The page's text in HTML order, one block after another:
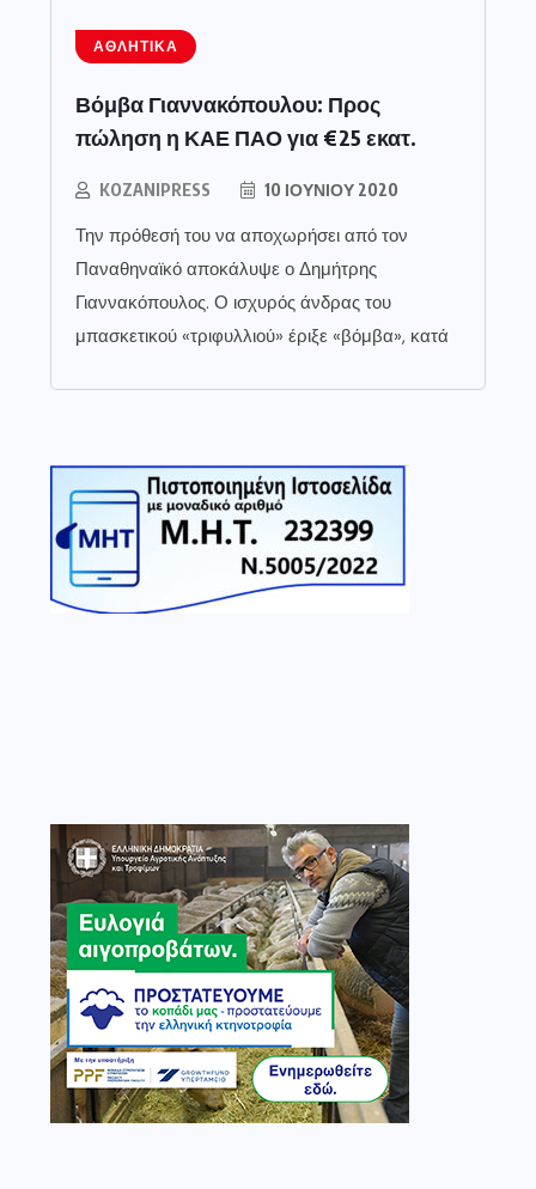
ΑΘΛΗΤΙΚΆ
Βόμβα Γιαννακόπουλου: Προς
πώληση η ΚΑΕ ΠΑΟ για €25 εκατ.
KOZANIPRESS 10 ΙΟΥΝΊΟΥ 2020
Την πρόθεσή του να αποχωρήσει από τον
Παναθηναϊκό αποκάλυψε ο Δημήτρης
Γιαννακόπουλος. Ο ισχυρός άνδρας του
μπασκετικού «τριφυλλιού» έριξε «βόμβα», κατά